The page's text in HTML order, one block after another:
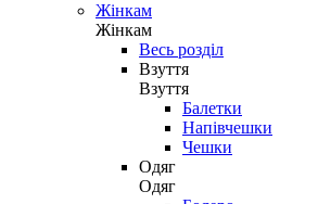
Жінкам
Жінкам
Весь розділ
Взуття
Взуття
Балетки
Напівчешки
Чешки
Одяг
Одяг